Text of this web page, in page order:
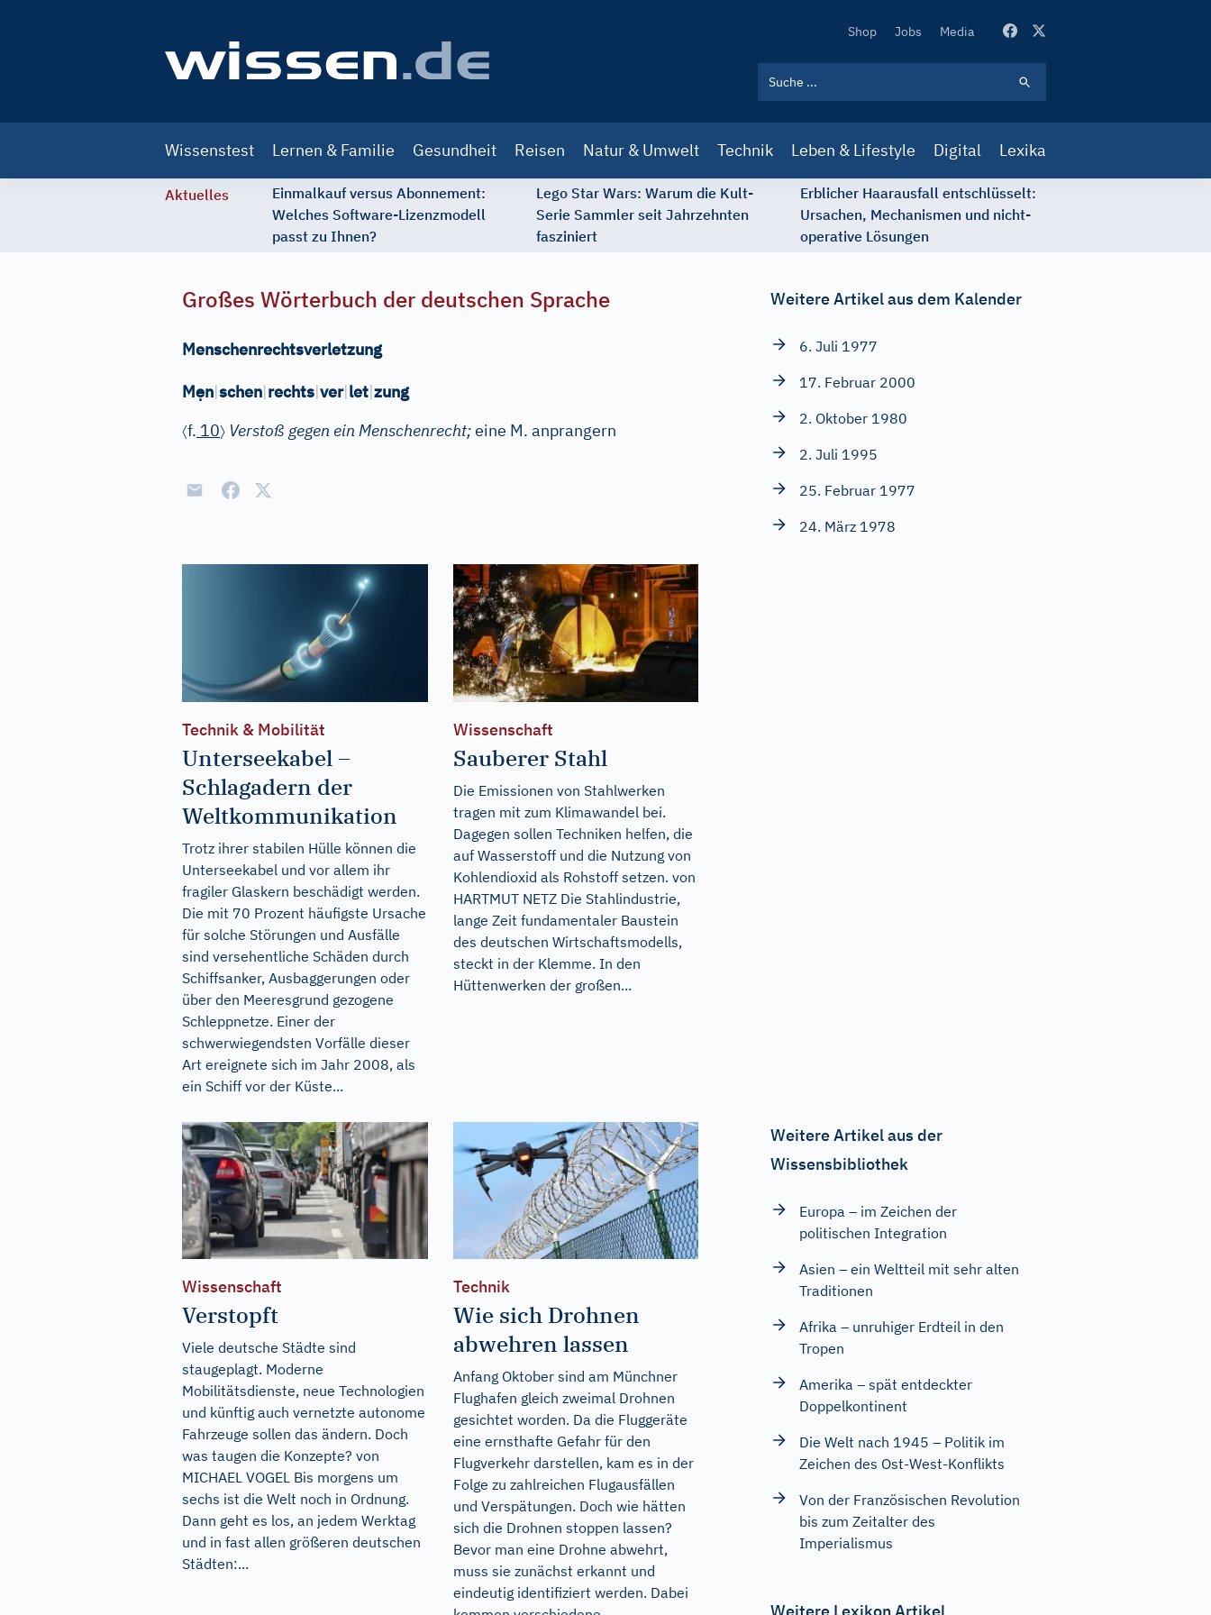
Secondary
Shop Jobs Media
navigation
Wissenstest Lernen & Familie Gesundheit Reisen Natur & Umwelt Technik Leben & Lifestyle Digital Lexika
Aktuelles
Einmalkauf versus Abonnement:
Welches Software-Lizenzmodell
passt zu Ihnen?
Lego Star Wars: Warum die Kult-
Serie Sammler seit Jahrzehnten
fasziniert
Erblicher Haarausfall entschlüsselt:
Ursachen, Mechanismen und nicht-
operative Lösungen
Großes Wörterbuch der deutschen Sprache
Menschenrechtsverletzung
Mẹn|schen|rechts|ver|let|zung
〈f. 10〉 Verstoß gegen ein Menschenrecht;eine M. anprangern
Technik & Mobilität
Unterseekabel –
Schlagadern der
Weltkommunikation
Trotz ihrer stabilen Hülle können die
Unterseekabel und vor allem ihr
fragiler Glaskern beschädigt werden.
Die mit 70 Prozent häufigste Ursache
für solche Störungen und Ausfälle
sind versehentliche Schäden durch
Schiffsanker, Ausbaggerungen oder
über den Meeresgrund gezogene
Schleppnetze. Einer der
schwerwiegendsten Vorfälle dieser
Art ereignete sich im Jahr 2008, als
ein Schiff vor der Küste...
Wissenschaft
Sauberer Stahl
Die Emissionen von Stahlwerken
tragen mit zum Klimawandel bei.
Dagegen sollen Techniken helfen, die
auf Wasserstoff und die Nutzung von
Kohlendioxid als Rohstoff setzen. von
HARTMUT NETZ Die Stahlindustrie,
lange Zeit fundamentaler Baustein
des deutschen Wirtschaftsmodells,
steckt in der Klemme. In den
Hüttenwerken der großen...
Wissenschaft
Verstopft
Viele deutsche Städte sind
staugeplagt. Moderne
Mobilitätsdienste, neue Technologien
und künftig auch vernetzte autonome
Fahrzeuge sollen das ändern. Doch
was taugen die Konzepte? von
MICHAEL VOGEL Bis morgens um
sechs ist die Welt noch in Ordnung.
Dann geht es los, an jedem Werktag
und in fast allen größeren deutschen
Städten:...
Technik
Wie sich Drohnen
abwehren lassen
Anfang Oktober sind am Münchner
Flughafen gleich zweimal Drohnen
gesichtet worden. Da die Fluggeräte
eine ernsthafte Gefahr für den
Flugverkehr darstellen, kam es in der
Folge zu zahlreichen Flugausfällen
und Verspätungen. Doch wie hätten
sich die Drohnen stoppen lassen?
Bevor man eine Drohne abwehrt,
muss sie zunächst erkannt und
eindeutig identifiziert werden. Dabei
Weitere Artikel aus dem Kalender
6. Juli 1977
17. Februar 2000
2. Oktober 1980
2. Juli 1995
25. Februar 1977
24. März 1978
Weitere Artikel aus der
Wissensbibliothek
Europa – im Zeichen der
politischen Integration
Asien – ein Weltteil mit sehr alten
Traditionen
Afrika – unruhiger Erdteil in den
Tropen
Amerika – spät entdeckter
Doppelkontinent
Die Welt nach 1945 – Politik im
Zeichen des Ost-West-Konflikts
Von der Französischen Revolution
bis zum Zeitalter des
Imperialismus